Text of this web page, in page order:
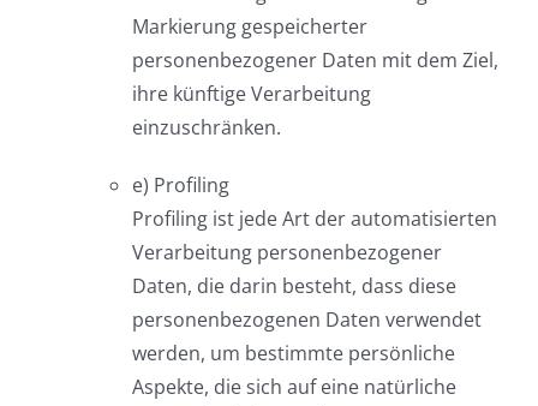
Markierung gespeicherter
personenbezogener Daten mit dem Ziel,
ihre künftige Verarbeitung
einzuschränken.
e) Profiling
Profiling ist jede Art der automatisierten
Verarbeitung personenbezogener
Daten, die darin besteht, dass diese
personenbezogenen Daten verwendet
werden, um bestimmte persönliche
Aspekte, die sich auf eine natürliche